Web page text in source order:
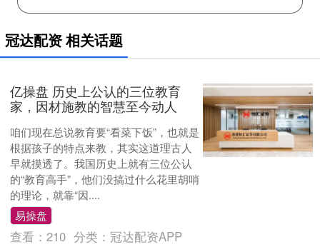
冠达配资 相关话题
亿操盘 历史上公认的三位教育
家，因材施教的智慧至今动人
咱们现在总说教育要“看菜下饭”，也就是
根据孩子的特点来教，其实这道理古人
早就摸透了。我国历史上就有三位公认
的“教育高手”，他们没搞过什么花里胡哨
的理论，就靠“因....
易操盘
查看：210 分类： 冠达配资APP